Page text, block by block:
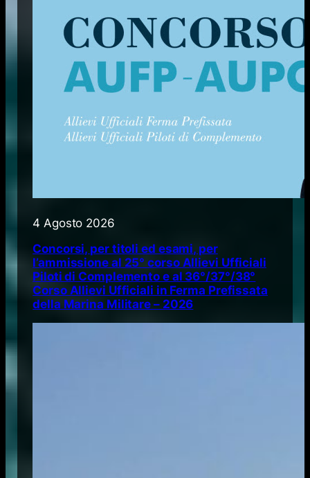
4 Agosto 2026
Concorsi, per titoli ed esami, per
l’ammissione al 25° corso Allievi Ufficiali
Piloti di Complemento e al 36°/37°/38°
Corso Allievi Ufficiali in Ferma Prefissata
della Marina Militare – 2026